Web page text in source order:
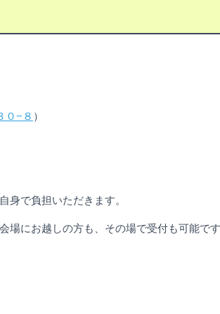
０−８ ）
身で負担いただきます。
場にお越しの方も、その場で受付も可能で